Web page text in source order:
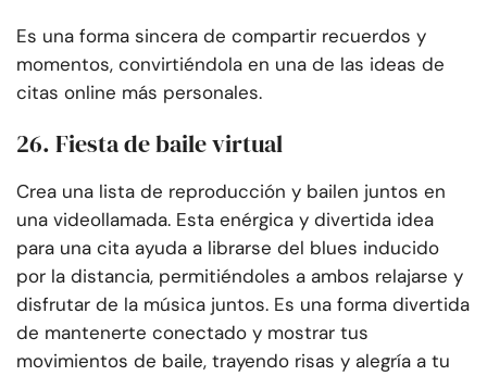
Es una forma sincera de compartir recuerdos y
momentos, convirtiéndola en una de las ideas de
citas online más personales.
26. Fiesta de baile virtual
Crea una lista de reproducción y bailen juntos en
una videollamada. Esta enérgica y divertida idea
para una cita ayuda a librarse del blues inducido
por la distancia, permitiéndoles a ambos relajarse y
disfrutar de la música juntos. Es una forma divertida
de mantenerte conectado y mostrar tus
movimientos de baile, trayendo risas y alegría a tu